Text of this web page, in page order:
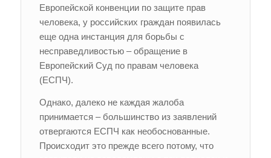
Европейской конвенции по защите прав
человека, у российских граждан появилась
еще одна инстанция для борьбы с
несправедливостью – обращение в
Европейский Суд по правам человека
(ЕСПЧ).
Однако, далеко не каждая жалоба
принимается – большинство из заявлений
отвергаются ЕСПЧ как необоснованные.
Происходит это прежде всего потому, что